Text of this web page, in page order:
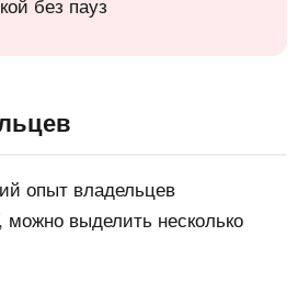
опыт владельцев
выделить несколько